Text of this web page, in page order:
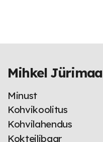
Mihkel Jürimaa
Minust
Kohvikoolitus
Kohvilahendus
Kokteilibaar